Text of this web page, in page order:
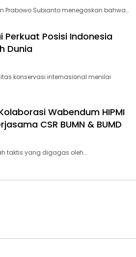
Prabowo Subianto menegaskan bahwa…
Perkuat Posisi Indonesia
Dunia
konservasi internasional menilai
Wabendum HIPMI
CSR BUMN & BUMD
taktis yang digagas oleh…